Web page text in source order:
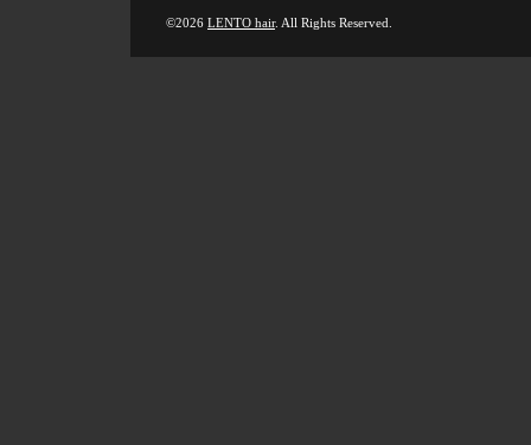
©2026 LENTO hair. All Rights Reserved.